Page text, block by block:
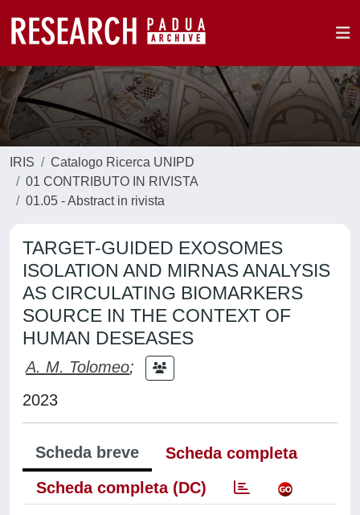
IRIS
Catalogo Ricerca UNIPD
01 CONTRIBUTO IN RIVISTA
01.05 - Abstract in rivista
TARGET-GUIDED EXOSOMES
ISOLATION AND MIRNAS ANALYSIS
AS CIRCULATING BIOMARKERS
SOURCE IN THE CONTEXT OF
HUMAN DESEASES
A. M. Tolomeo;
2023
Scheda breve
Scheda completa
Scheda completa (DC)